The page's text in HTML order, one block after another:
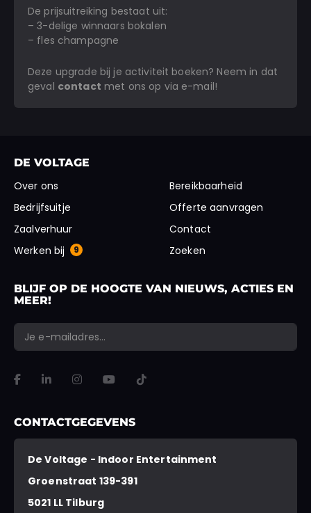
De prijsuitreiking bestaat uit:
– 3-delige winnaars bokalen
– fles champagne
Deze upgrade bij je activiteit boeken? Neem in dat
geval contact met ons op via e-mail!
DE VOLTAGE
Over ons
Bedrijfsuitje
Zaalverhuur
Werken bij
9
Bereikbaarheid
Offerte aanvragen
Contact
Zoeken
BLIJF OP DE HOOGTE VAN NIEUWS, ACTIES EN
MEER!
"*
URL
Dit veld is bedoeld voor validatiedoeleinden en moet niet worden
E-mailadres *
CONTACTGEGEVENS
De Voltage - Indoor Entertainment
Groenstraat 139-391
5021 LL Tilburg